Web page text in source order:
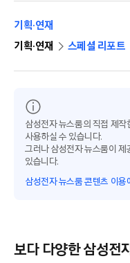
기획·연재
기획·연재
스페셜 리포트
삼성전자 뉴스룸의 직접 제작
사용하실 수 있습니다.
그러나 삼성전자 뉴스룸이 제
있습니다.
삼성전자 뉴스룸 콘텐츠 이용
보다 다양한 삼성전